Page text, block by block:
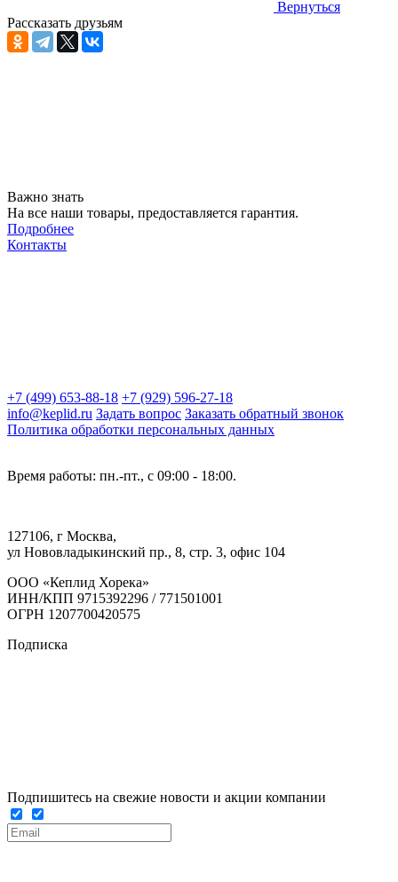
Вернуться
Рассказать друзьям
Важно знать
На все наши товары, предоставляется гарантия.
Подробнее
Контакты
+7 (499) 653-88-18 +7 (929) 596-27-18
info@keplid.ru Задать вопрос Заказать обратный звонок
Политика обработки персональных данных
Время работы: пн.-пт., с 09:00 - 18:00.
127106, г Москва,
ул Нововладыкинский пр., 8, стр. 3, офис 104
ООО «Кеплид Хорека»
ИНН/КПП 9715392296 / 771501001
ОГРН 1207700420575
Подписка
Подпишитесь на свежие новости и акции компании